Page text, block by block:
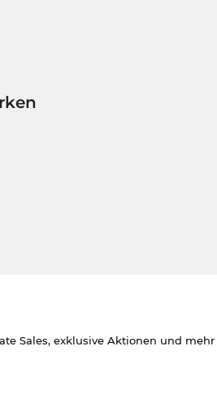
Sales, exklusive Aktionen und